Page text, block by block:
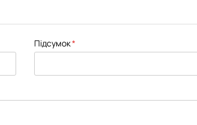
Підсумок